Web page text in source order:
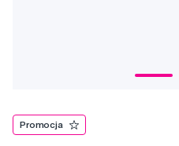
Promocja